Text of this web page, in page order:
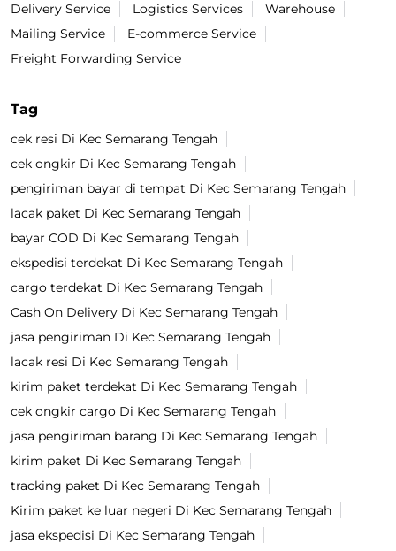
Delivery Service
Logistics Services
Warehouse
Mailing Service
E-commerce Service
Freight Forwarding Service
Tag
cek resi Di Kec Semarang Tengah
cek ongkir Di Kec Semarang Tengah
pengiriman bayar di tempat Di Kec Semarang Tengah
lacak paket Di Kec Semarang Tengah
bayar COD Di Kec Semarang Tengah
ekspedisi terdekat Di Kec Semarang Tengah
cargo terdekat Di Kec Semarang Tengah
Cash On Delivery Di Kec Semarang Tengah
jasa pengiriman Di Kec Semarang Tengah
lacak resi Di Kec Semarang Tengah
kirim paket terdekat Di Kec Semarang Tengah
cek ongkir cargo Di Kec Semarang Tengah
jasa pengiriman barang Di Kec Semarang Tengah
kirim paket Di Kec Semarang Tengah
tracking paket Di Kec Semarang Tengah
Kirim paket ke luar negeri Di Kec Semarang Tengah
jasa ekspedisi Di Kec Semarang Tengah